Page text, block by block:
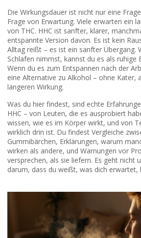
Die Wirkungsdauer ist nicht nur eine
Frage von Erwartung. Viele erwarten ein
von THC. HHC ist sanfter, klarer,
entspannte Version davon. Es ist kein
Alltag reißt – es ist ein sanfter Übergang.
Schlafen nimmst, kannst du es als ruhige
Wenn du es zum Entspannen nach der
eine Alternative zu Alkohol – ohne Kater,
längeren Wirkung.
Was du hier findest, sind echte
HHC – von Leuten, die es ausprobiert
wissen, wie es im Körper wirkt, und von
wirklich drin ist. Du findest Vergleiche
Gummibärchen, Erklärungen, warum
wirken als andere, und Warnungen vor
versprechen, als sie liefern. Es geht nicht
darum, dass du weißt, was dich erwartet,